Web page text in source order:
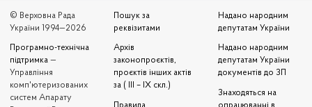
© Верховна Рада
України 1994—2026
Програмно-технічна
підтримка —
Управління
комп'ютеризованих
систем Апарату
Пошук за
реквізитами
Архів
законопроєктів,
проєктів інших актів
за ( III – IX скл.)
Правила
Надано народним
депутатам України
Надано народним
депутатам України
документів до ЗП
Знаходяться на
опрацюванні в